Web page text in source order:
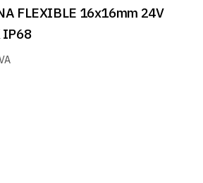
FLEXIBLE 16x16mm 24V
IP68